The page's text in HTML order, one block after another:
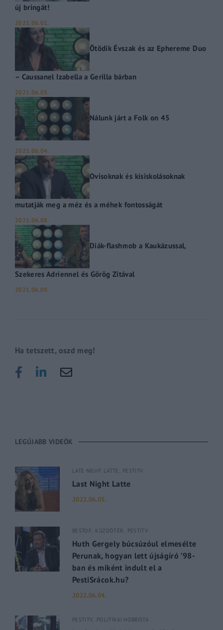
új bringát!
2021.06.01.
Ötödik Évszak és az Ephereme Duo
– Caussanel Izabella a Gerilla bárban
2021.06.03.
Nálunk járt a Folk on 45
2021.06.04.
Ovisoknak és kisiskolásoknak
mutatják meg a méz és a méhek fontosságát
2021.06.08.
Diák-flashmob a Kaukázussal,
Szekeres Adriennel és Görög Zitával
2021.06.09.
Ha tetszett, oszd meg!
LEGÚJABB VIDEÓK
LATE NIGHT LATTE PESTITV
Last Night Latte
2022.06.05.
BESTOF KÜZDŐTÉR PESTITV
Huth Gergely búcsúzóul elmesélte
Perunak, hogyan lett újságíró ’98-
ban és miként indult el a
PestiSrácok.hu?
2022.06.04.
PESTITV POLITIKAI HOBBISTA